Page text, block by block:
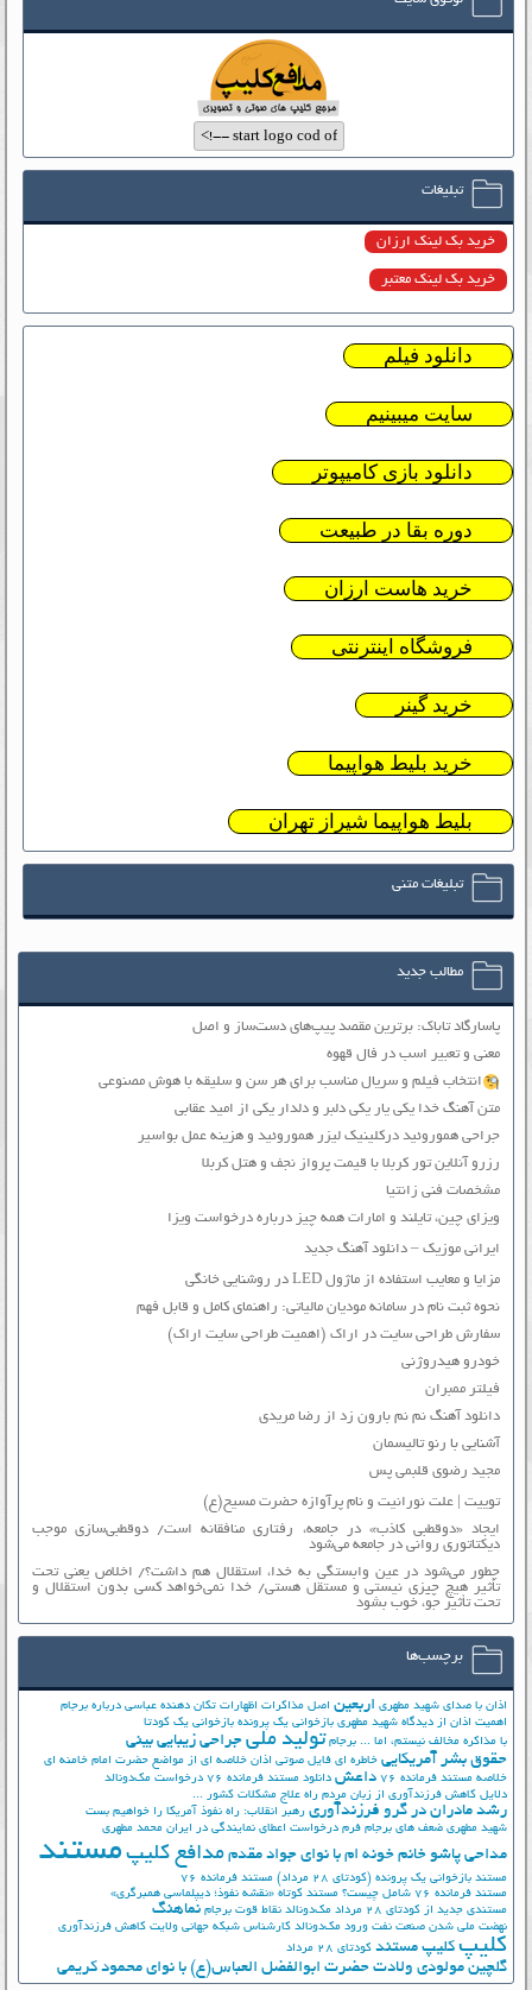
تبلیغات
خرید بک لینک ارزان
خرید بک لینک معتبر
دانلود فیلم
سایت میبینیم
دانلود بازی کامیپوتر
دوره بقا در طبیعت
خرید هاست ارزان
فروشگاه اینترنتی
خرید گینر
خرید بلیط هواپیما
بلیط هواپیما شیراز تهران
تبلیغات متنی
مطالب جدید
پاسارگاد تاباک: برترین مقصد پیپ‌های دست‌ساز و اصل
معنی و تعبیر اسب در فال قهوه
انتخاب فیلم و سریال مناسب برای هر سن و سلیقه با هوش مصنوعی
متن آهنگ خدا یکی یار یکی دلبر و دلدار یکی از امید عقابی
جراحی هموروئید درکلینیک لیزر هموروئید و هزینه عمل بواسیر
رزرو آنلاین تور کربلا با قیمت پرواز نجف و هتل کربلا
مشخصات فنی زانتیا
ویزای چین، تایلند و امارات همه چیز درباره درخواست ویزا
ایرانی موزیک – دانلود آهنگ جدید
مزایا و معایب استفاده از ماژول LED در روشنایی خانگی
نحوه ثبت نام در سامانه مودیان مالیاتی: راهنمای کامل و قابل فهم
سفارش طراحی سایت در اراک (اهمیت طراحی سایت اراک)
خودرو هیدروژنی
فیلتر ممبران
دانلود آهنگ نم نم بارون زد از رضا مریدی
آشنایی با رنو تالیسمان
مجید رضوی قلبمی پس
توییت | علت نورانیت و نام پرآوازه حضرت مسیح(ع)
ایجاد «دوقطبی کاذب» در جامعه، رفتاری منافقانه است/ دوقطبی‌سازی موجب
دیکتاتوری روانی در جامعه می‌شود
چطور می‌شود در عین وابستگی به خدا، استقلال هم داشت؟/ اخلاص یعنی تحت
تأثیر هیچ چیزی نیستی و مستقل هستی/ خدا نمی‌خواهد کسی بدون استقلال و
تحت تأثیر جوّ، خوب بشود
برچسب‌ها
اذان با صدای شهید مطهری اربعین اصل مذاکرات اظهارات تکان دهنده عباسی درباره برجام
اهمیت اذان از دیدگاه شهید مطهری بازخوانی یک پرونده بازخوانی یک کودتا
با مذاکره مخالف نیستم، اما ... برجام تولید ملی جراحی زیبایی بینی
حقوق بشر آمریکایی خاطره ای فایل صوتی اذان خلاصه ای از مواضع حضرت امام خامنه ای
خلاصه مستند فرمانده 76
داعش دانلود مستند فرمانده 76
درخواست مک‌دونالد
دلایل کاهش فرزندآوری از زبان مردم راه علاج مشکلات کشور ...
رشد مادران در گرو فرزندآوری رهبر انقلاب: راه نفوذ آمریکا را خواهیم بست
شهید مطهری ضعف های برجام فرم درخواست اعطای نمایندگی در ایران محمد مطهری
مداحی پاشو خانم خونه ام با نوای جواد مقدم مدافع کلیپ مستند
مستند بازخوانی یک پرونده (کودتای 28 مرداد)
مستند فرمانده 76
مستند فرمانده 76 شامل چیست؟
مستند کوتاه «نقشه نفوذ؛ دیپلماسی همبرگری»
مستندی جدید از کودتای 28 مرداد
مک‌دونالد نقاط قوت برجام نماهنگ
نهضت ملي شدن صنعت نفت ورود مک‌دونالد کارشناس شبکه جهانی ولایت کاهش فرزندآوری
کلیپ کلیپ مستند کودتای 28 مرداد
گلچین مولودی ولادت حضرت ابوالفضل العباس(ع) با نوای محمود کریمی